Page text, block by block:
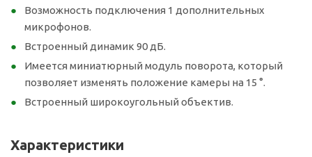
Возможность подключения 1 дополнительных
микрофонов.
Встроенный динамик 90 дБ.
Имеется миниатюрный модуль поворота, который
позволяет изменять положение камеры на 15 °.
Встроенный широкоугольный объектив.
Характеристики